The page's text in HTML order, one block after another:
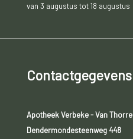
van 3 augustus tot 18 augustus
Contactgegevens
Apotheek Verbeke - Van Thorre
Dendermondesteenweg 448